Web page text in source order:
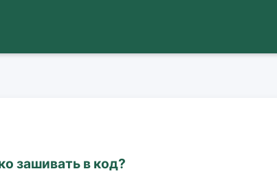
зашивать в код?